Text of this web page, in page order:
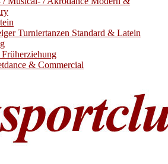
Turniertanzen Standard & Latein
& Commercial